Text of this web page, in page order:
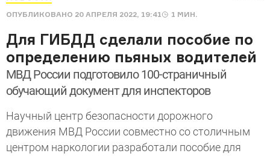
ОПУБЛИКОВАНО 20 АПРЕЛЯ 2022, 19:41 1 МИН.
Для ГИБДД сделали пособие по
определению пьяных водителей
МВД России подготовило 100-страничный
обучающий документ для инспекторов
Научный центр безопасности дорожного
движения МВД России совместно со столичным
центром наркологии разработали пособие для